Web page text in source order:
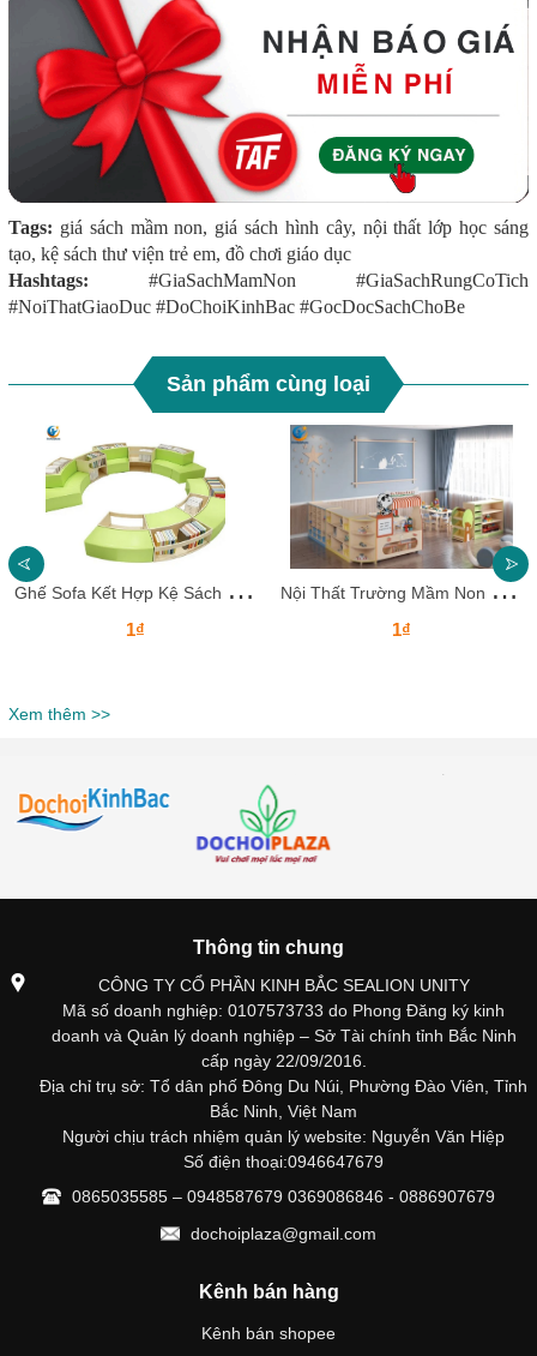
Tags: giá sách mầm non, giá sách hình cây, nội thất lớp học sáng
tạo, kệ sách thư viện trẻ em, đồ chơi giáo dục
Hashtags: #GiaSachMamNon #GiaSachRungCoTich
#NoiThatGiaoDuc #DoChoiKinhBac #GocDocSachChoBe
Sản phẩm cùng loại
G
hế Sofa Kết Hợp Kệ Sách Cho Trường Mầm Non
1₫
N
ội Thất Trường Mầm Non – Tủ Kệ Gỗ Đa Năng
1₫
Xem thêm >>
Thông tin chung
CÔNG TY CỔ PHẦN KINH BẮC SEALION UNITY
Mã số doanh nghiệp: 0107573733 do Phong Đăng ký kinh
doanh và Quản lý doanh nghiệp – Sở Tài chính tỉnh Bắc Ninh
cấp ngày 22/09/2016.
Địa chỉ trụ sở: Tổ dân phố Đông Du Núi, Phường Đào Viên, Tỉnh
Bắc Ninh, Việt Nam
Người chịu trách nhiệm quản lý website: Nguyễn Văn Hiệp
Số điện thoại:0946647679
0865035585 – 0948587679 0369086846 - 0886907679
dochoiplaza@gmail.com
Kênh bán hàng
Kênh bán shopee